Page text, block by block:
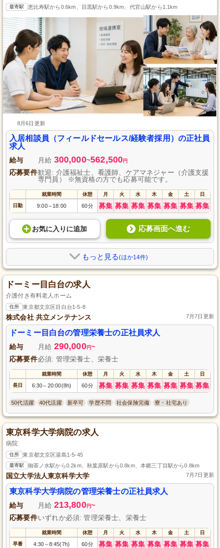
最寄駅 恵比寿駅から0.6km、目黒駅から0.9km、代官山駅から1.1km
8月6日更新
入居相談員（フィールドセールス/経験者採用）の正社員
求人
給与 月給 300,000~562,500円
応募要件歓迎: 介護福祉士、看護師、ケアマネジャー（介護支援
専門員） ※無資格の方でも応募可能です。
就業時間 休憩 月 火 水 木 金 土 日
日勤 9:00～ 18:00 60分 募集 募集 募集 募集 募集 募集 募集
お気に入り に追加 応募画面へ進む
もっと見る(ほか14件)
ドーミー目白台の求人
介護付き有料老人ホーム
住所 東京都文京区目白台1-5-8
株式会社 共立メンテナンス 7月7日更新
ドーミー目白台の管理栄養士の正社員求人
給与 月給 290,000円~
応募要件必須: 管理栄養士、栄養士
就業時間 休憩 月 火 水 木 金 土 日
長日 6:30～ 20:00(8h) 60分 募集 募集 募集 募集 募集 募集 募集
50代活躍 40代活躍 新卒可 学歴不問 社会保険完備 寮・社宅あり
東京科学大学病院の求人
病院
住所 東京都文京区湯島1-5-45
最寄駅 御茶ノ水駅から0.2km、秋葉原駅から0.8km、本郷三丁目駅から0.8km
国立大学法人東京科学大学 7月7日更新
東京科学大学病院の管理栄養士の正社員求人
給与 月給 213,800円~
応募要件いずれか必須: 管理栄養士、栄養士
就業時間 休憩 月 火 水 木 金 土 日
早番 4:30 ～8:45(7h) 60分 募集 募集 募集 募集 募集 募集 募集